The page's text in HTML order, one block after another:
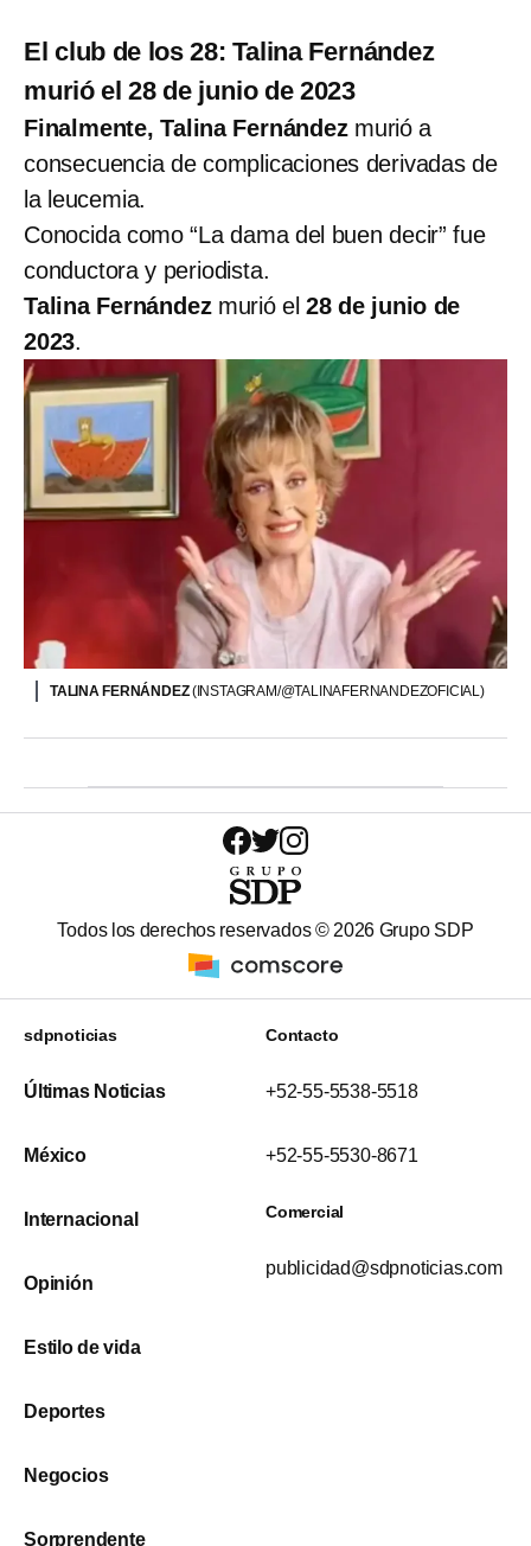
El club de los 28: Talina Fernández
murió el 28 de junio de 2023
Finalmente, Talina Fernándezmurió a
consecuencia de complicaciones derivadas de
la leucemia.
Conocida como “La dama del buen decir” fue
conductora y periodista.
Talina Fernández murió el28 de junio de
2023.
TALINA FERNÁNDEZ(INSTAGRAM/@TALINAFERNANDEZOFICIAL)
Todos los derechos reservados © 2026 Grupo SDP
sdpnoticias
Últimas Noticias
México
Internacional
Opinión
Estilo de vida
Deportes
Negocios
Sorprendente
Contacto
+52-55-5538-5518
+52-55-5530-8671
Comercial
publicidad@sdpnoticias.com